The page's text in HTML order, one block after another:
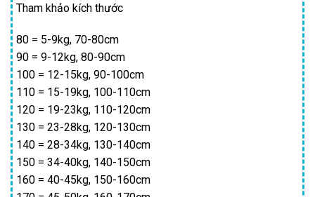
Tham khảo kích thước
80 = 5-9kg, 70-80cm
90 = 9-12kg, 80-90cm
100 = 12-15kg, 90-100cm
110 = 15-19kg, 100-110cm
120 = 19-23kg, 110-120cm
130 = 23-28kg, 120-130cm
140 = 28-34kg, 130-140cm
150 = 34-40kg, 140-150cm
160 = 40-45kg, 150-160cm